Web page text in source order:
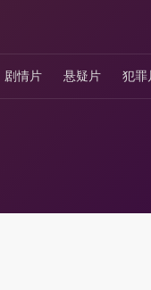
剧情片 悬疑片 犯罪